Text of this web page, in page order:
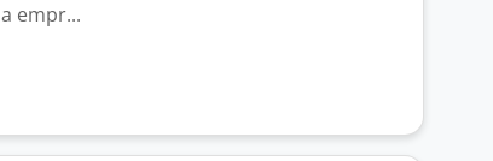
empr...